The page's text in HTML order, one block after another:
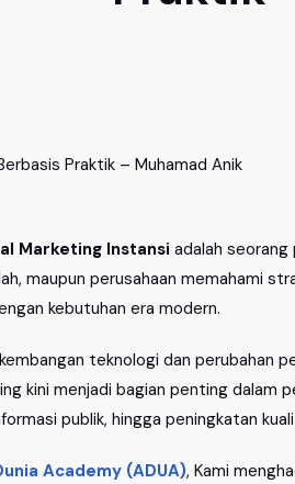
Marketing Instansi adalah
maupun perusahaan memahami
kebutuhan era modern.
teknologi dan perubahan
kini menjadi bagian penting dalam
publik, hingga peningkatan
Academy (ADUA), Kami